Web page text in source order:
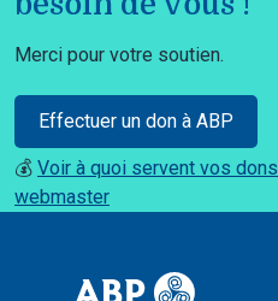
Merci pour votre soutien.
Effectuer un don à ABP
💰 Voir à quoi servent vos dons
webmaster